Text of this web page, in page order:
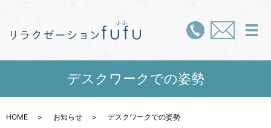
メ
デスクワークでの姿勢
HOME お知らせ デスクワークでの姿勢